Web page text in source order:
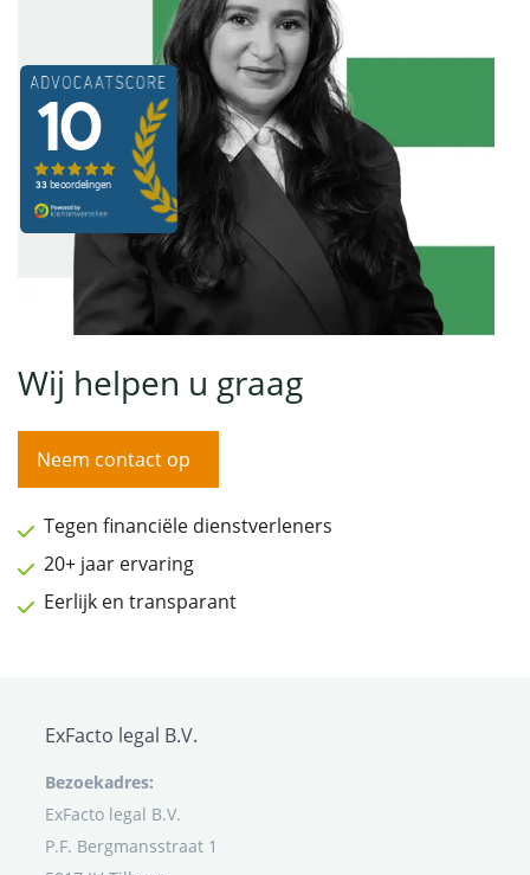
Wij helpen u graag
Neem contact op
Tegen financiële dienstverleners
20+ jaar ervaring
Eerlijk en transparant
ExFacto legal B.V.
Bezoekadres:
ExFacto legal B.V.
P.F. Bergmansstraat 1